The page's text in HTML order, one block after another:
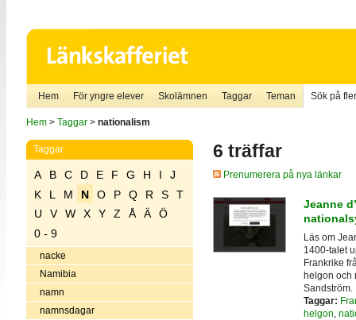
Hem För yngre elever Skolämnen Taggar Teman Sök på
Hem> Taggar> nationalism
Taggar
A B C D E F G H I
J
K
L M N O P Q R S
T
U
V W X Y Z Å Ä
Ö
0 - 9
nacke
Namibia
namn
namnsdagar
6 träffar
Prenumerera på nya länkar
Jeanne
Läs om
1400-talet
Frankrike
helgon och
Sandström.
Taggar:
helgon